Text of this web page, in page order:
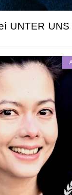
UNTER UNS